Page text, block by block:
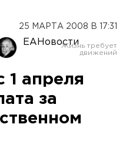
25 МАРТА 2008 В 17:31
ЕАНовости
1 апреля
за